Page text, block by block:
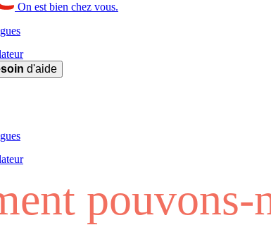
On est bien chez vous.
d'aide
pouvons-